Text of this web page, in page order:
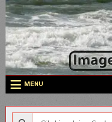
Skip
to
content
MENU